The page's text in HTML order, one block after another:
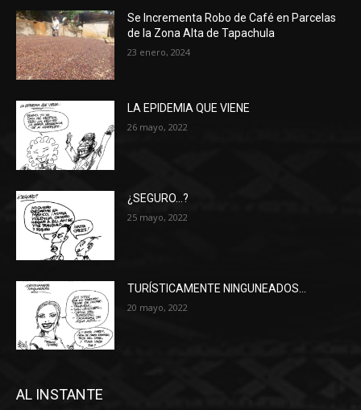
Se Incrementa Robo de Café en Parcelas
de la Zona Alta de Tapachula
23 enero, 2024
LA EPIDEMIA QUE VIENE
26 mayo, 2022
¿SEGURO…?
25 mayo, 2022
TURÍSTICAMENTE NINGUNEADOS…
20 mayo, 2022
AL INSTANTE